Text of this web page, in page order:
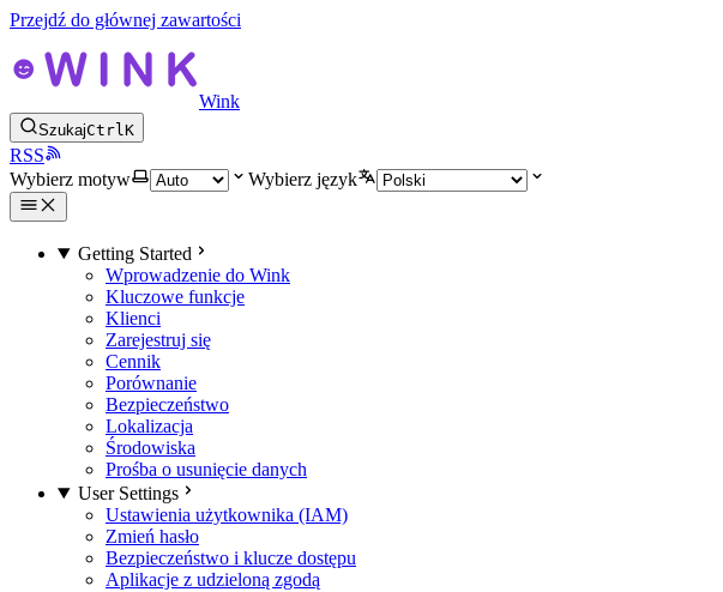
Przejdź do głównej zawartości
Wink
SzukajCtrlK
RSS
Wybierz motyw
Wybierz język
Getting Started
Wprowadzenie do Wink
Kluczowe funkcje
Klienci
Zarejestruj się
Cennik
Porównanie
Bezpieczeństwo
Lokalizacja
Środowiska
Prośba o usunięcie danych
User Settings
Ustawienia użytkownika (IAM)
Zmień hasło
Bezpieczeństwo i klucze dostępu
Aplikacje z udzieloną zgodą